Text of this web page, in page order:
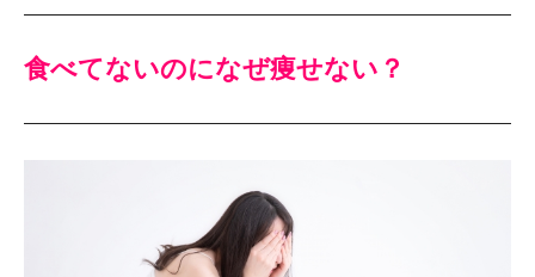
食べてないのになぜ痩せない？